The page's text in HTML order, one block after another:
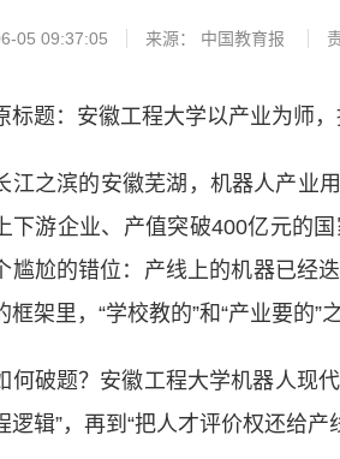
05 09:37:05 来源： 中国教育报
：安徽工程大学以产业为师，
滨的安徽芜湖，机器人产业用
下游企业、产值突破400亿元的
尴尬的错位：产线上的机器已经
框架里，“学校教的”和“产业要的”
题？安徽工程大学机器人现代
逻辑”，再到“把人才评价权还给产